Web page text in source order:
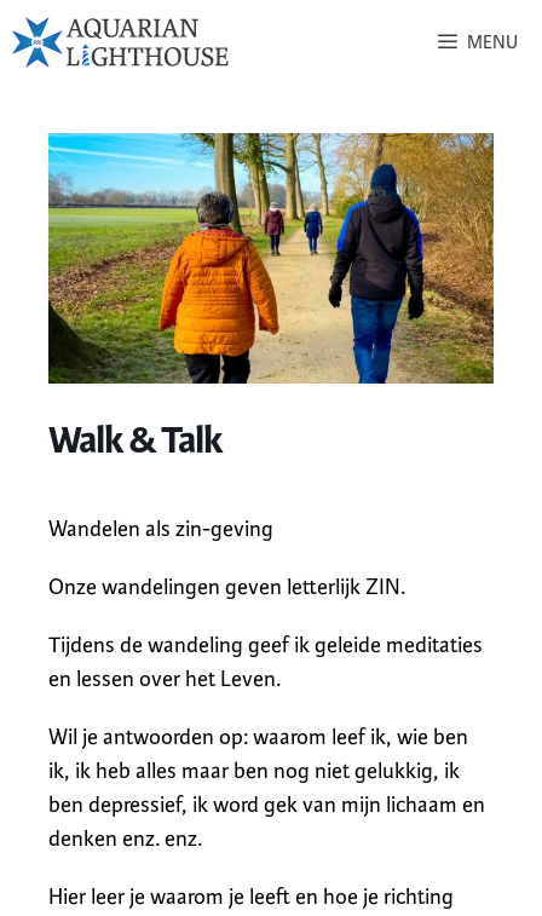
MENU
Walk & Talk
Wandelen als zin-geving
Onze wandelingen geven letterlijk ZIN.
Tijdens de wandeling geef ik geleide meditaties
en lessen over het Leven.
Wil je antwoorden op: waarom leef ik, wie ben
ik, ik heb alles maar ben nog niet gelukkig, ik
ben depressief, ik word gek van mijn lichaam en
denken enz. enz.
Hier leer je waarom je leeft en hoe je richting